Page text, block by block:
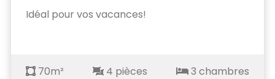
Idéal pour vos vacances!
70m² 4 pièces 3 chambres